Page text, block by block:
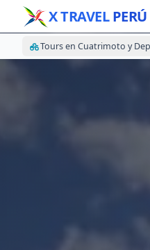
X TRAVEL PERÚ
Tours en Cuatrimoto y